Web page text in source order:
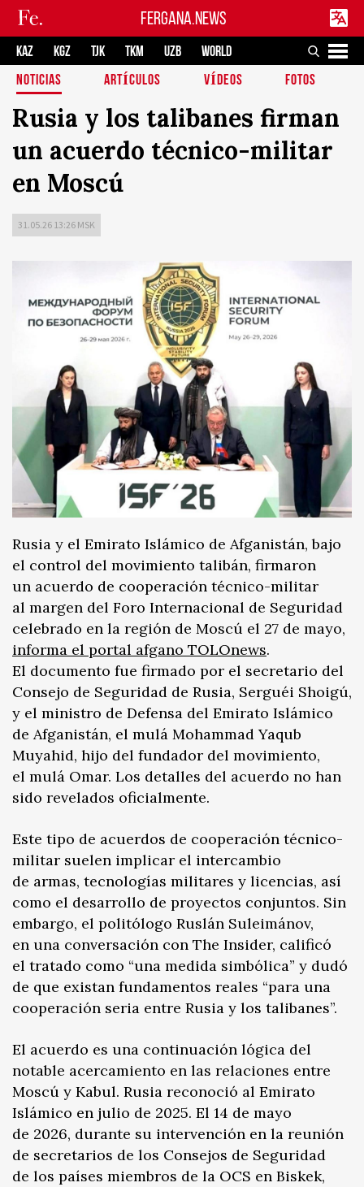
FERGANA.NEWS
KAZ KGZ TJK TKM UZB
WORLD
NOTICIAS
ARTÍCULOS VÍDEOS FOTOS
Rusia y los talibanes firman
un acuerdo técnico-militar
en Moscú
31.05.26 13:26 MSK
Rusia y el Emirato Islámico de Afganistán, bajo
el control del movimiento talibán, firmaron
un acuerdo de cooperación técnico-militar
al margen del Foro Internacional de Seguridad
celebrado en la región de Moscú el 27 de mayo,
informa el portal afgano TOLOnews.
El documento fue firmado por el secretario del
Consejo de Seguridad de Rusia, Serguéi Shoigú,
y el ministro de Defensa del Emirato Islámico
de Afganistán, el mulá Mohammad Yaqub
Muyahid, hijo del fundador del movimiento,
el mulá Omar. Los detalles del acuerdo no han
sido revelados oficialmente.
Este tipo de acuerdos de cooperación técnico-
militar suelen implicar el intercambio
de armas, tecnologías militares y licencias, así
como el desarrollo de proyectos conjuntos. Sin
embargo, el politólogo Ruslán Suleimánov,
en una conversación con The Insider, calificó
el tratado como “una medida simbólica” y dudó
de que existan fundamentos reales “para una
cooperación seria entre Rusia y los talibanes”.
El acuerdo es una continuación lógica del
notable acercamiento en las relaciones entre
Moscú y Kabul. Rusia reconoció al Emirato
Islámico en julio de 2025. El 14 de mayo
de 2026, durante su intervención en la reunión
de secretarios de los Consejos de Seguridad
de los países miembros de la OCS en Biskek,